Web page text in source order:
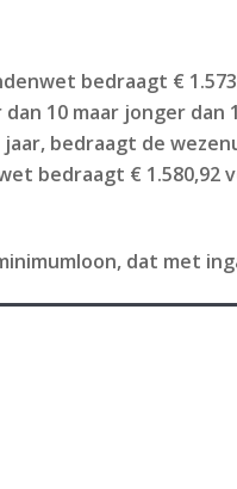
bedraagt €
10 maar jonger
bedraagt de
bedraagt € 1.580,92
dat met